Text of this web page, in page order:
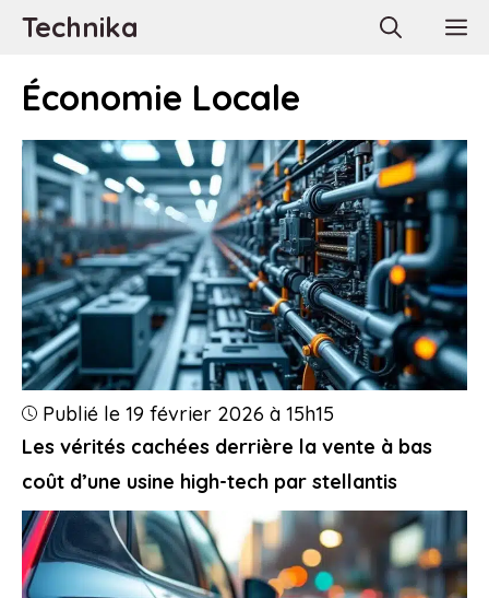
Aller
contenu
Technika
Économie Locale
Les vérités cachées derrière la vente à bas
coût d’une usine high-tech par stellantis
Publié le 19 février 2026 à 15h15